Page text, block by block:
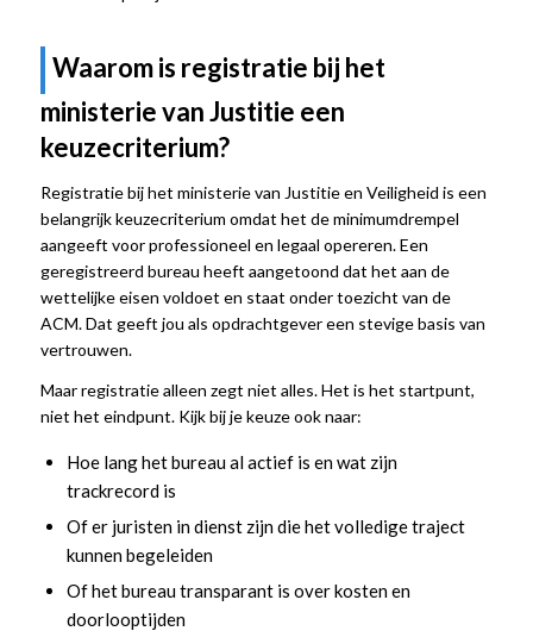
Waarom is registratie bij het
ministerie van Justitie een
keuzecriterium?
Registratie bij het ministerie van Justitie en Veiligheid is een
belangrijk keuzecriterium omdat het de minimumdrempel
aangeeft voor professioneel en legaal opereren. Een
geregistreerd bureau heeft aangetoond dat het aan de
wettelijke eisen voldoet en staat onder toezicht van de
ACM. Dat geeft jou als opdrachtgever een stevige basis van
vertrouwen.
Maar registratie alleen zegt niet alles. Het is het startpunt,
niet het eindpunt. Kijk bij je keuze ook naar:
Hoe lang het bureau al actief is en wat zijn
trackrecord is
Of er juristen in dienst zijn die het volledige traject
kunnen begeleiden
Of het bureau transparant is over kosten en
doorlooptijden